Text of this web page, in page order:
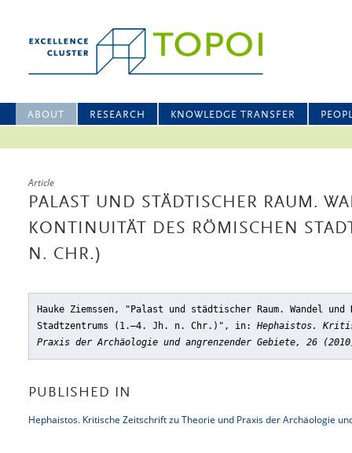
ABOUT RESEARCH KNOWLEDGE TRANSFER
Article
PALAST UND STÄDTISCHER RAUM.
KONTINUITÄT DES RÖMISCHEN
N. CHR.)
Hauke Ziemssen, "Palast und städtischer Raum. Wandel
Stadtzentrums (1.–4. Jh. n. Chr.)" , in: Hephaistos.
Praxis der Archäologie und angrenzender Gebiete, 26
PUBLISHED IN
Hephaistos. Kritische Zeitschrift zu Theorie und Praxis der Archäologie